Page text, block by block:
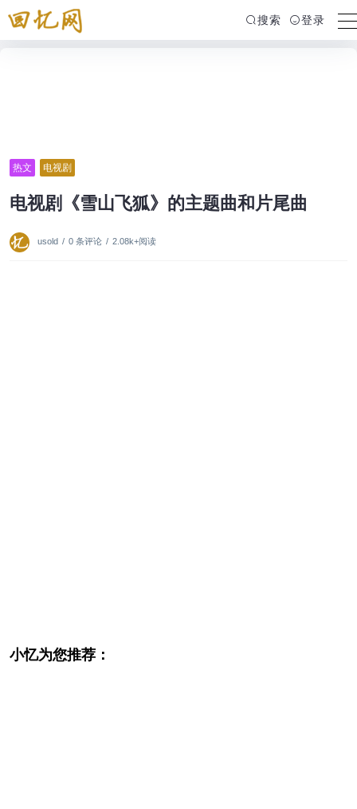
搜索 登录
热文 电视剧
电视剧《雪山飞狐》的主题曲和片尾曲
usold / 0 条评论 / 2.08k+阅读
小忆为您推荐：